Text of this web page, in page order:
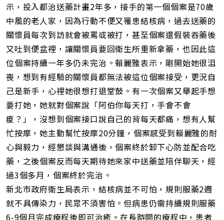
示，投入都治送藥計畫2年多，接手的第一個個案是70歲
中風的老人家，因為行動不便又罹患結核病，過去送藥的
關懷員每次到訪就會被罵或被打，甚至個案還假裝吞藥後
又吐到便盆裡，讓關懷員要回衛生所重新拿藥，也因此這
位個案持續一年多仍未完治。賴麗雅表示，剛開始她很沮
喪，想到有經驗的關懷員都無法被這位個案接受，更況自
己是新手，心裡她很想打退堂鼓。有一次個案又舉起手想
要打她，她就對個案說「阿伯你每天打，手會不會
痠？」，沒想到個案接口說自己的背每天都痛，想有人幫
忙按摩，她主動幫忙按摩20分鐘，個案感受到賴麗雅的耐
心與毅力，經懇談與溝通後，個案終於卸下心防並配合吃
藥，之後個案反而每天期待她來家中送藥並陪伴聊天，經
過3個多月，個案終於完治。
新北市政府衛生局表示，結核病並不可怕，規則服藥2週
就不具傳染力，民眾不須害怕。但病患仍需持續規則服藥
6-9個月完成療程後即可治癒。在長時間的療程中，患者